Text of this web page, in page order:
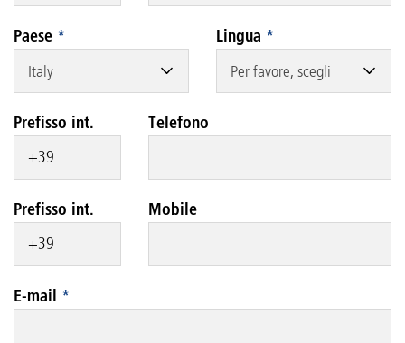
Paese *
Italy
Lingua *
Per favore, scegli
Prefisso int. Telefono
Prefisso int. Mobile
E-mail *